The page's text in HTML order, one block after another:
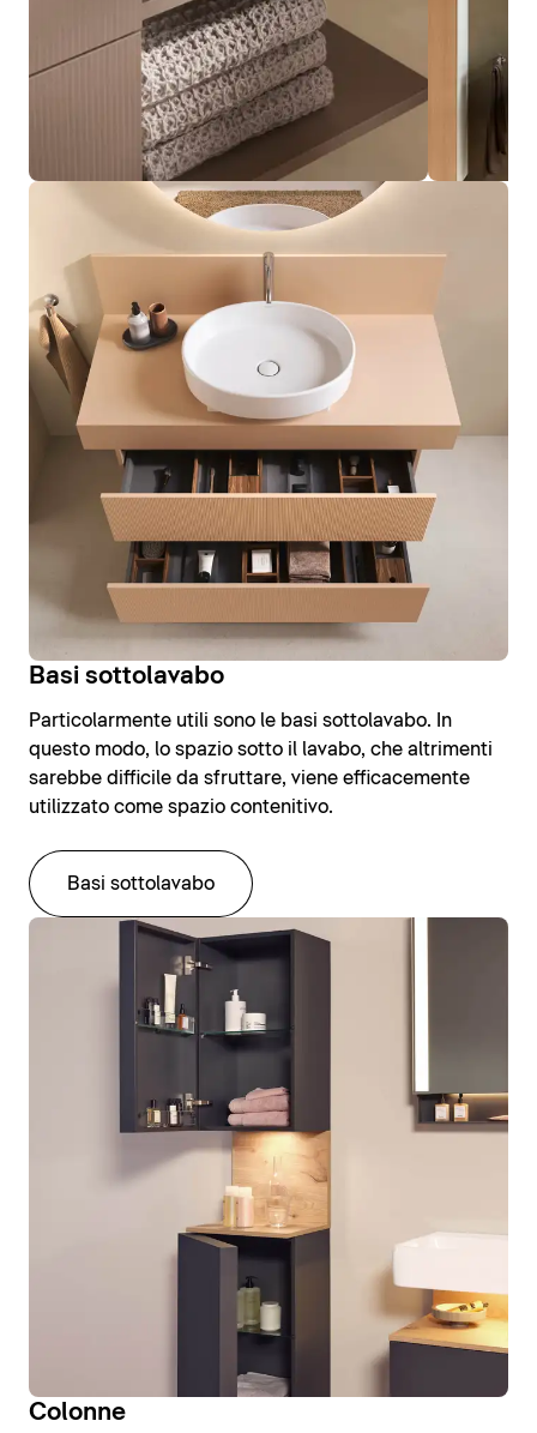
Basi sottolavabo
Particolarmente utili sono le basi sottolavabo. In
questo modo, lo spazio sotto il lavabo, che altrimenti
sarebbe difficile da sfruttare, viene efficacemente
utilizzato come spazio contenitivo.
Basi sottolavabo
Colonne